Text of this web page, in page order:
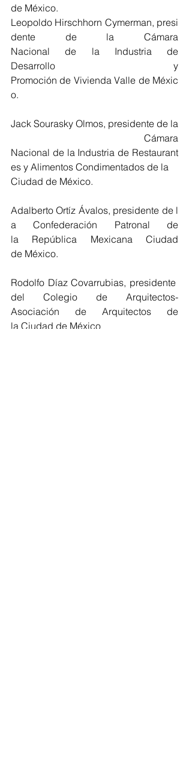
de México.
Leopoldo Hirschhorn Cymerman, presi
dente de la Cámara
Nacional de la Industria de
Desarrollo y
Promoción de Vivienda Valle de Méxic
o.
Jack Sourasky Olmos, presidente de la
Cámara
Nacional de la Industria de Restaurant
es y Alimentos Condimentados de la
Ciudad de México.
Adalberto Ortíz Ávalos, presidente de l
a Confederación Patronal de
la República Mexicana Ciudad
de México.
Rodolfo Díaz Covarrubias, presidente
del Colegio de Arquitectos-
Asociación de Arquitectos de
la Ciudad de México